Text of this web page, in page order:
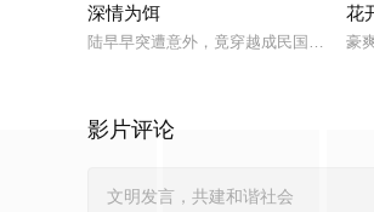
深情为饵
陆早早突遭意外，竟穿越成民国少夫人
花
豪
影片评论